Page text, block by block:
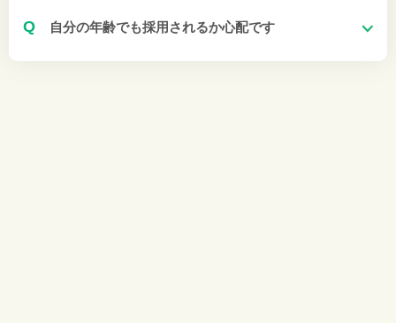
Q 自分の年齢でも採用されるか心配です